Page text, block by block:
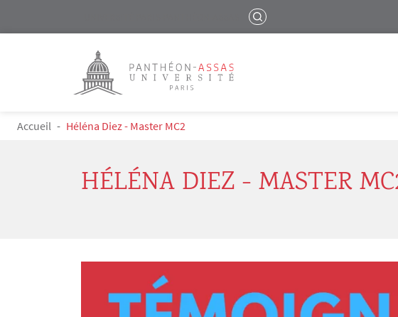
Aller au contenu principal
RECHERCHER
Logo
FIL D'ARIANE
Accueil Héléna Diez - Master MC2
HÉLÉNA DIEZ - MASTER